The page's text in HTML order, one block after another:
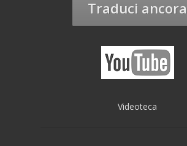
Traduci ancora
Videoteca